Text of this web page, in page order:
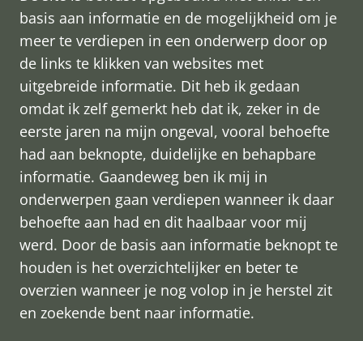
basis aan informatie en de mogelijkheid om je
meer te verdiepen in een onderwerp door op
de links te klikken van websites met
uitgebreide informatie. Dit heb ik gedaan
omdat ik zelf gemerkt heb dat ik, zeker in de
eerste jaren na mijn ongeval, vooral behoefte
had aan beknopte, duidelijke en behapbare
informatie. Gaandeweg ben ik mij in
onderwerpen gaan verdiepen wanneer ik daar
behoefte aan had en dit haalbaar voor mij
werd. Door de basis aan informatie beknopt te
houden is het overzichtelijker en beter te
overzien wanneer je nog volop in je herstel zit
en zoekende bent naar informatie.